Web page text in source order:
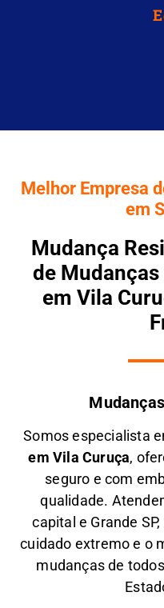
Melhor Empresa
em
Mudança
de Mudanças
em Vila
Somos especialista
emVila Curuça,
seguro e com
qualidade.
capital e Grande
cuidado extremo e o
mudanças de